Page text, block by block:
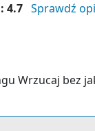
4.7 Sprawdź
Wrzucaj bez